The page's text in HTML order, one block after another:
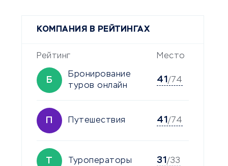
КОМПАНИЯ В РЕЙТИНГАХ
Рейтинг Место
Б
Бронирование
туров онлайн
41/74
П Путешествия 41/74
Т Туроператоры 31/33